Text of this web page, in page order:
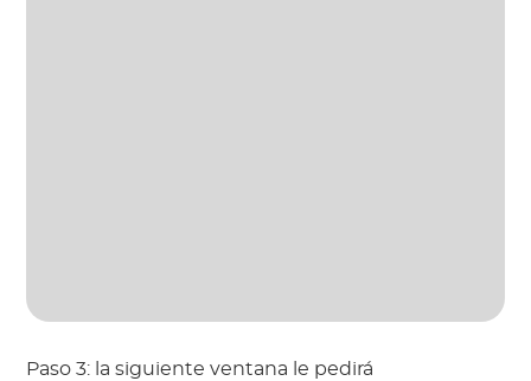
Paso 3: la siguiente ventana le pedirá